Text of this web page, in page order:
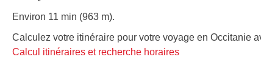
Environ 11 min (963 m).
Calculez votre itinéraire pour votre voyage en Occitanie
Calcul itinéraires et recherche horaires